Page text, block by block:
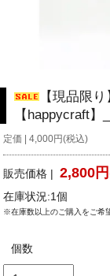
【現品限
【happycraft
定価 | 4,000円(税込)
販売価格 |2,800
在庫状況:1個
※在庫数以上のご購入をご希
個数